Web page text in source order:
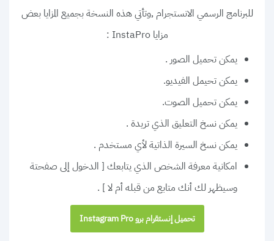
للبرنامج الرسمي الانستجرام ,وتأتي هذه النسخة بجميع المزايا بعض
مزاياInstaPro
:
يمكن تحميل الصور .
يمكن تحيمل الفيديو.
يمكن تحميل الصوت.
يمكن نسخ التعليق الذي تريدة .
يمكن نسخ السيرة الذاتية لأي مستخدم .
امكانية معرفة الشخص الذي يتابعك [ الدخول إلى صفحتة
وسيظهر لك أنك متابع من قبله أم لا ] .
تحميل إنستقرام برو Instagram Pro